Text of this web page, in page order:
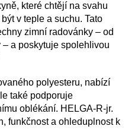
které chtějí na svahu
v teple a suchu. Tato
zimní radovánky – od
a poskytuje spolehlivou
polyesteru, nabízí
také podporuje
oblékání. HELGA-R-jr.
funkčnost a ohleduplnost k